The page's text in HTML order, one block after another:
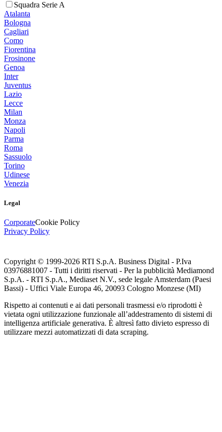
Squadra Serie A
Atalanta
Bologna
Cagliari
Como
Fiorentina
Frosinone
Genoa
Inter
Juventus
Lazio
Lecce
Milan
Monza
Napoli
Parma
Roma
Sassuolo
Torino
Udinese
Venezia
Legal
CorporateCookie Policy
Privacy Policy
Copyright © 1999-2026 RTI S.p.A. Business Digital - P.Iva
03976881007 - Tutti i diritti riservati - Per la pubblicità Mediamond
S.p.A. - RTI S.p.A., Mediaset N.V., sede legale Amsterdam (Paesi
Bassi) - Uffici Viale Europa 46, 20093 Cologno Monzese (MI)
Rispetto ai contenuti e ai dati personali trasmessi e/o riprodotti è
vietata ogni utilizzazione funzionale all’addestramento di sistemi di
intelligenza artificiale generativa. È altresì fatto divieto espresso di
utilizzare mezzi automatizzati di data scraping.